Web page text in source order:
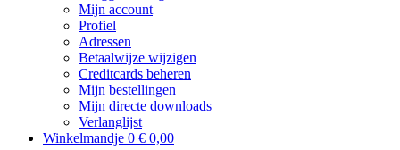
Mijn account
Profiel
Adressen
Betaalwijze wijzigen
Creditcards beheren
Mijn bestellingen
Mijn directe downloads
Verlanglijst
Winkelmandje 0 € 0,00